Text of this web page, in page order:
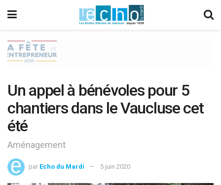
Un appel à bénévoles pour 5
chantiers dans le Vaucluse cet
été
Aménagement
par Echo du Mardi 5 juin 2020